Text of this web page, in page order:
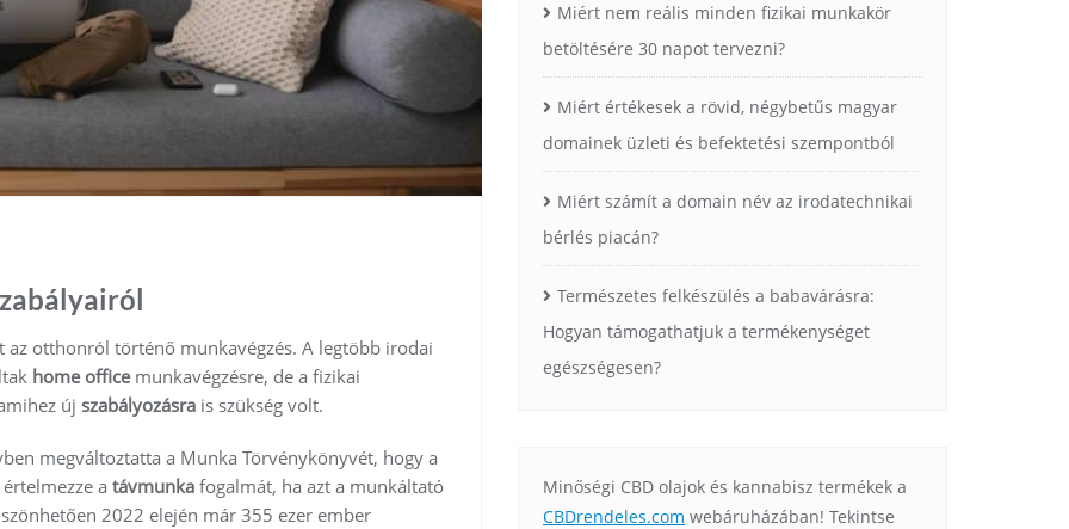
az otthonról történő munkavégzés. A legtöbb irodai
home officemunkavégzésre, de a fizikai
új szabályozásra is szükség volt.
megváltoztatta a Munka Törvénykönyvét, hogy a
a távmunka fogalmát, ha azt a munkáltató
2022 elején már 355 ezer ember
Miért nem reális minden fizikai munkakör
betöltésére 30 napot tervezni?
Miért értékesek a rövid, négybetűs magyar
domainek üzleti és befektetési szempontból
Miért számít a domain név az irodatechnikai
bérlés piacán?
Természetes felkészülés a babavárásra:
Hogyan támogathatjuk a termékenységet
egészségesen?
Minőségi CBD olajok és kannabisz termékek a
CBDrendeles.com webáruházában! Tekintse